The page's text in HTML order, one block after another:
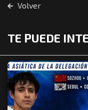
Volver
TE PUEDE